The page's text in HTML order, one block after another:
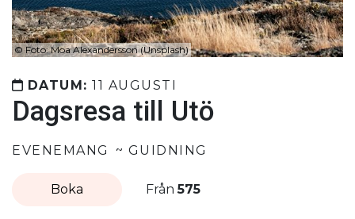
© Foto: Moa Alexandersson (Unsplash)
DATUM: 11 AUGUSTI
Dagsresa till Utö
EVENEMANG GUIDNING
Boka Från575